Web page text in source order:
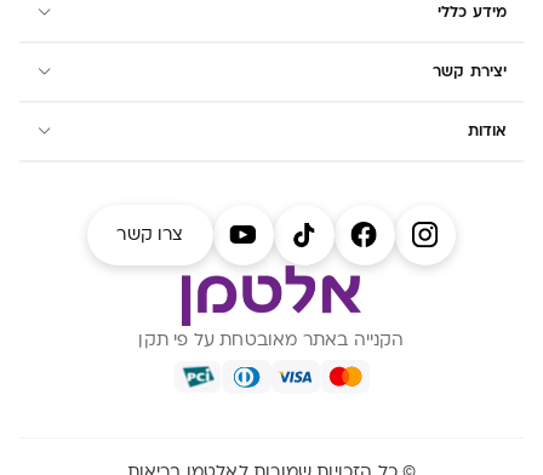
מידע כללי
יצירת קשר
אודות
צרו קשר
הקנייה באתר מאובטחת על פי תקן